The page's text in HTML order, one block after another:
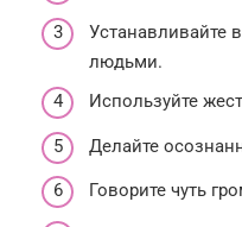
Устанавливайте
людьми.
Используйте
Делайте
Говорите чуть